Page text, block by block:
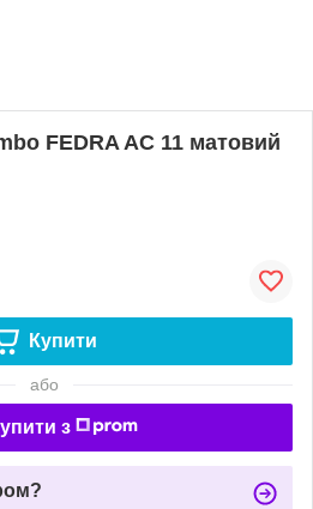
FEDRA AC 11 матовий
Купити
або
з